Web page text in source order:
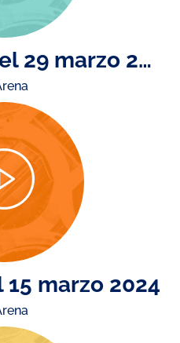
#8 - Puntata del 29 marzo 2024
marzo 2024